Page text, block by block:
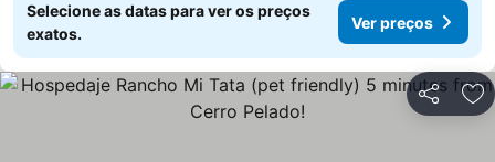
Selecione as datas para ver os preços
exatos.
Ver preços
Partilhar